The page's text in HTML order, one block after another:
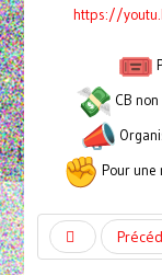
https://
CB
Pour une